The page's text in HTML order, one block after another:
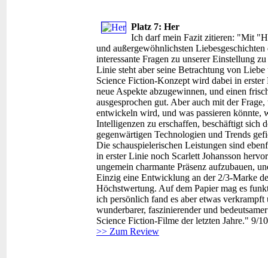
Platz 7: Her
Ich darf mein Fazit zitieren: "Mit
und außergewöhnlichsten
interessante Fragen zu unserer Einstellung
Linie steht aber seine Betrachtung von
Science Fiction-Konzept wird dabei in
neue Aspekte abzugewinnen, und einen
ausgesprochen gut. Aber auch mit der
entwickeln wird, und was passieren könnte,
Intelligenzen zu erschaffen, beschäftigt
gegenwärtigen Technologien und Trends
Die schauspielerischen Leistungen sind
in erster Linie noch Scarlett Johansson
ungemein charmante Präsenz aufzubauen,
Einzig eine Entwicklung an der 2/3-Marke
Höchstwertung. Auf dem Papier mag es
ich persönlich fand es aber etwas
wunderbarer, faszinierender und
Science Fiction-Filme der letzten Jahre." 9/10
>> Zum Review